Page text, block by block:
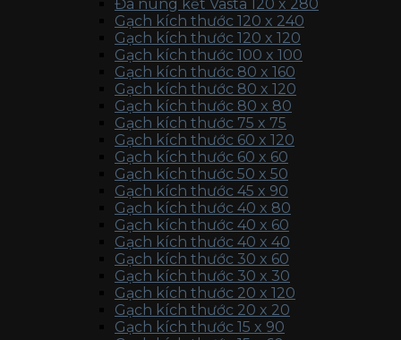
Đá nung kết Vasta 120 x 280
Gạch kích thước 120 x 240
Gạch kích thước 120 x 120
Gạch kích thước 100 x 100
Gạch kích thước 80 x 160
Gạch kích thước 80 x 120
Gạch kích thước 80 x 80
Gạch kích thước 75 x 75
Gạch kích thước 60 x 120
Gạch kích thước 60 x 60
Gạch kích thước 50 x 50
Gạch kích thước 45 x 90
Gạch kích thước 40 x 80
Gạch kích thước 40 x 60
Gạch kích thước 40 x 40
Gạch kích thước 30 x 60
Gạch kích thước 30 x 30
Gạch kích thước 20 x 120
Gạch kích thước 20 x 20
Gạch kích thước 15 x 90